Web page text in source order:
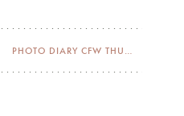
PHOTO DIARY CFW THURSDAY